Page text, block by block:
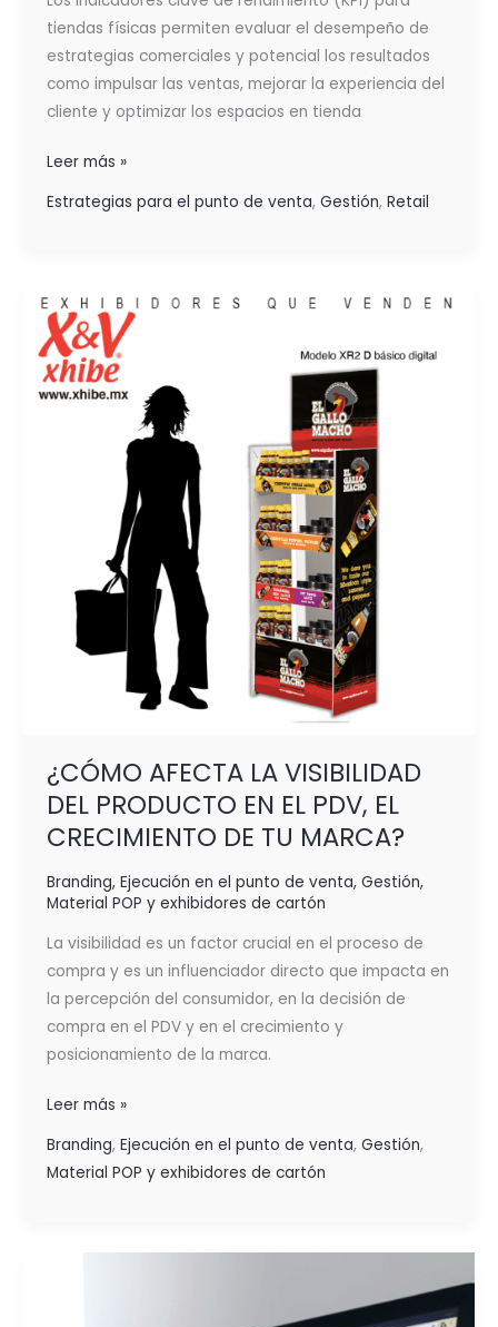
tiendas físicas permiten evaluar el desempeño de
estrategias comerciales y potencial los resultados
como impulsar las ventas, mejorar la experiencia del
cliente y optimizar los espacios en tienda
Leer más »
Estrategias para el punto de venta, Gestión, Retail
¿CÓMO AFECTA LA VISIBILIDAD
DEL PRODUCTO EN EL PDV, EL
CRECIMIENTO DE TU MARCA?
Branding, Ejecución en el punto de venta, Gestión,
Material POP y exhibidores de cartón
La visibilidad es un factor crucial en el proceso de
compra y es un influenciador directo que impacta en
la percepción del consumidor, en la decisión de
compra en el PDV y en el crecimiento y
posicionamiento de la marca.
¿CÓMO
AFECTA
LA
VISIBILIDAD
DEL
CRECIMIENTO
MARCA?
Leer más »
Branding, Ejecución en el punto de venta, Gestión,
Material POP y exhibidores de cartón